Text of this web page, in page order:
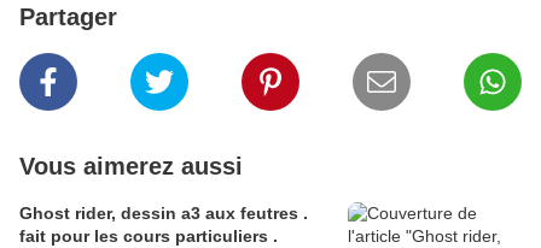
Partager
Vous aimerez aussi
Ghost rider, dessin a3 aux feutres .
fait pour les cours particuliers .